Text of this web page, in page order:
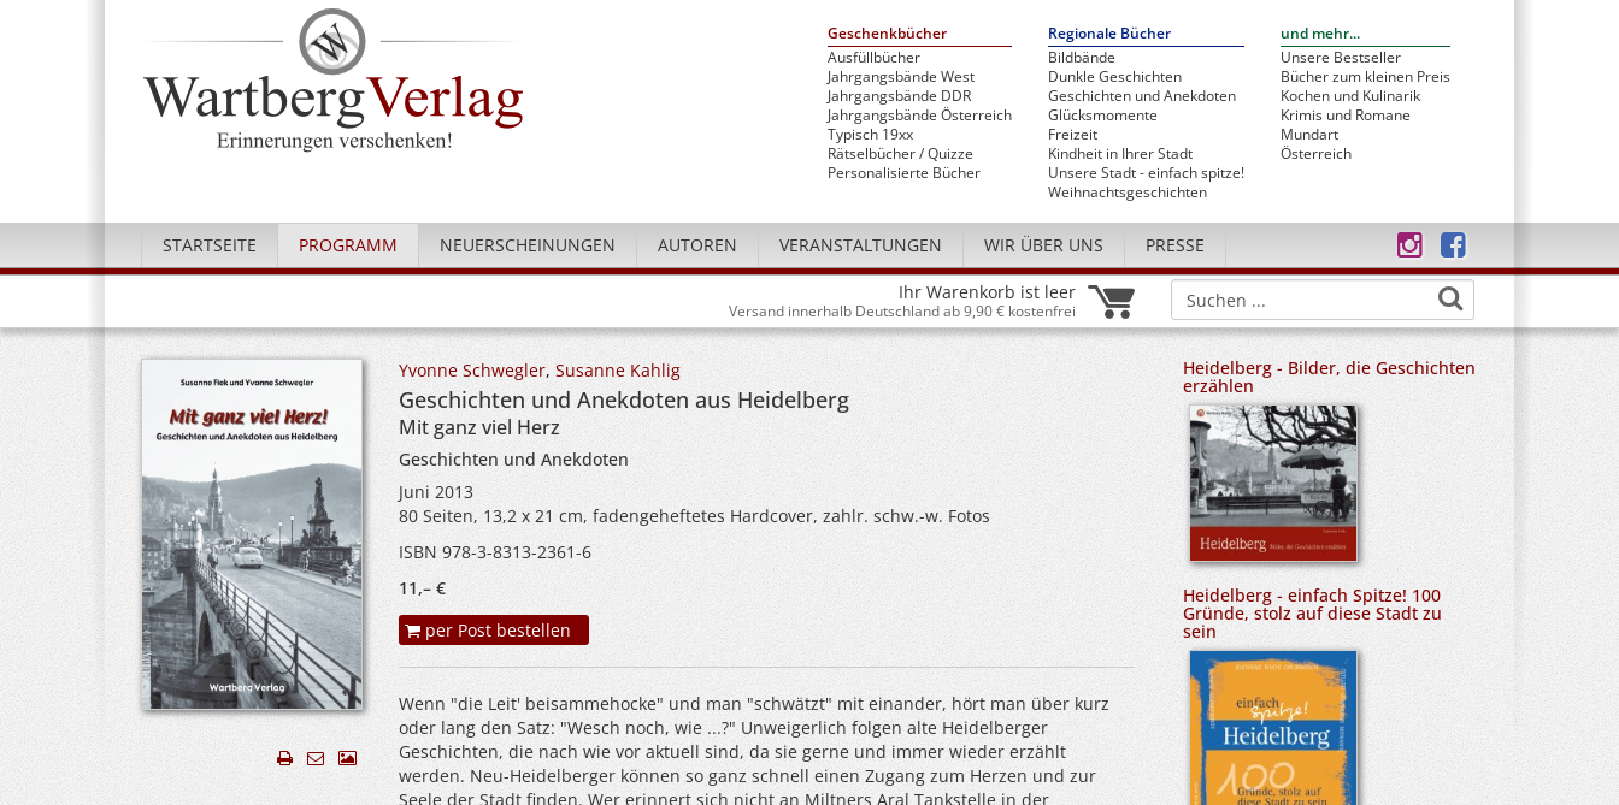
Geschenkbücher
Ausfüllbücher
Jahrgangsbände West
Jahrgangsbände DDR
Jahrgangsbände Österreich
Typisch 19xx
Rätselbücher / Quizze
Personalisierte Bücher
Regionale Bücher
Bildbände
Dunkle Geschichten
Geschichten und Anekdoten
Glücksmomente
Freizeit
Kindheit in Ihrer Stadt
Unsere Stadt - einfach spitze!
Weihnachtsgeschichten
und mehr...
Unsere Bestseller
Bücher zum kleinen Preis
Kochen und Kulinarik
Krimis und Romane
Mundart
Österreich
STARTSEITE PROGRAMM NEUERSCHEINUNGEN AUTOREN VERANSTALTUNGEN WIR ÜBER UNS PRESSE
Ihr Warenkorb ist leer
Versand innerhalb Deutschland ab 9,90 € kostenfrei
Yvonne Schwegler, Susanne Kahlig
Geschichten und Anekdoten aus Heidelberg
Mit ganz viel Herz
Geschichten und Anekdoten
Juni 2013
80 Seiten, 13,2 x 21 cm, fadengeheftetes Hardcover, zahlr. schw.-w. Fotos
ISBN 978-3-8313-2361-6
11,– €
per Post bestellen
Wenn "die Leit' beisammehocke" und man "schwätzt" mit einander, hört man über kurz
oder lang den Satz: "Wesch noch, wie ...?" Unweigerlich folgen alte Heidelberger
Geschichten, die nach wie vor aktuell sind, da sie gerne und immer wieder erzählt
werden. Neu-Heidelberger können so ganz schnell einen Zugang zum Herzen und zur
Seele der Stadt finden. Wer erinnert sich nicht an Miltners Aral Tankstelle in der
Heidelberg - Bilder, die Geschichten
erzählen
Heidelberg - einfach Spitze! 100
Gründe, stolz auf diese Stadt zu
sein